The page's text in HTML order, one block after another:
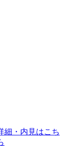
細・内見はこち